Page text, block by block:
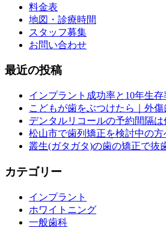
料金表
地図・診療時間
スタッフ募集
お問い合わせ
最近の投稿
インプラント成功率と10年生
こどもが歯をぶつけたら｜外
デンタルリコールの予約間隔
松山市で歯列矯正を検討中の
叢生(ガタガタ)の歯の矯正で抜
カテゴリー
インプラント
ホワイトニング
一般歯科